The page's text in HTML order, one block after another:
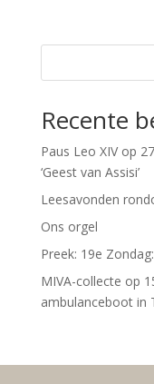
Recente
Paus Leo XIV op
‘Geest van Assisi’
Leesavonden
Ons orgel
Preek: 19e
MIVA-collecte op
ambulanceboot in